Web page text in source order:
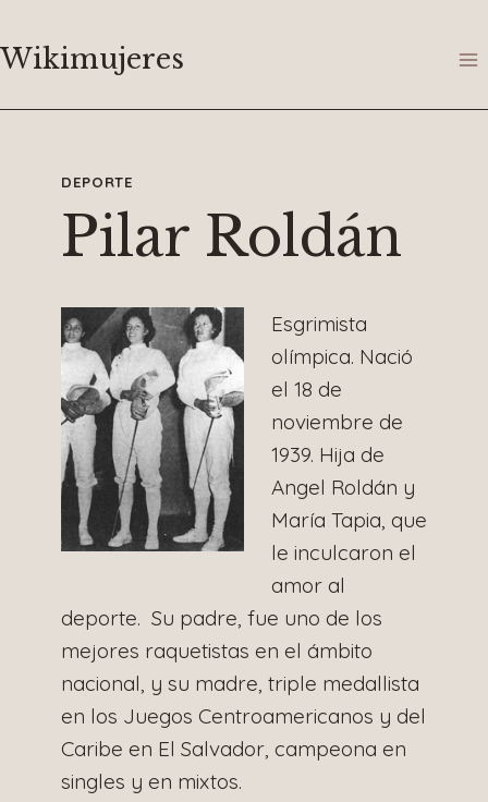
al
Wikimujeres
DEPORTE
Pilar Roldán
Esgrimista
olímpica. Nació
el 18 de
noviembre de
1939. Hija de
Angel Roldán y
María Tapia, que
le inculcaron el
amor al
deporte. Su padre, fue uno de los
mejores raquetistas en el ámbito
nacional, y su madre, triple medallista
en los Juegos Centroamericanos y del
Caribe en El Salvador, campeona en
singles y en mixtos.